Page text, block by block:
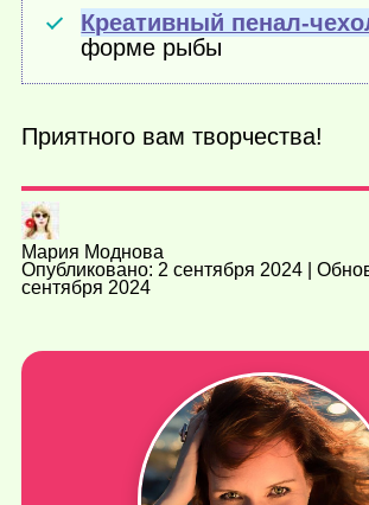
Креативный пенал-
форме рыбы
Приятного вам творчества!
Мария Моднова
Опубликовано: 2 сентября 2024 |
сентября 2024